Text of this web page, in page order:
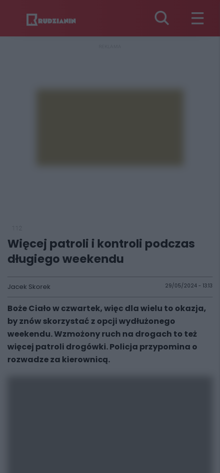
Więcej patroli i kontroli podczas
długiego weekendu
Jacek Skorek 29/05/2024 - 13:13
Boże Ciało w czwartek, więc dla wielu to okazja,
by znów skorzystać z opcji wydłużonego
weekendu. Wzmożony ruch na drogach to też
więcej patroli drogówki. Policja przypomina o
rozwadze za kierownicą.